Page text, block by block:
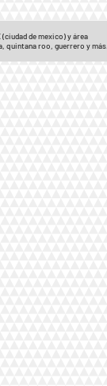
de mexico) y área
quintana roo, guerrero y más.